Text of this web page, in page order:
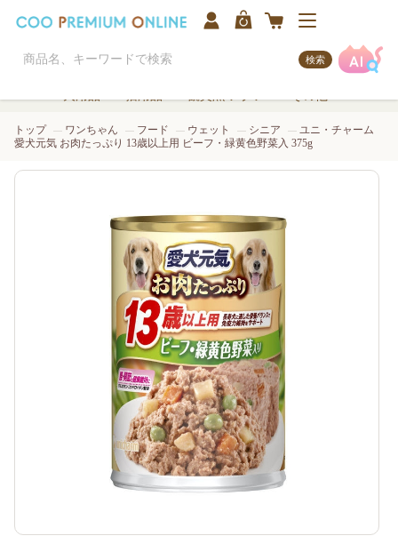
検索
トップ ワンちゃん フード ウェット シニア
ユニ・チャーム
愛犬元気 お肉たっぷり 13歳以上用 ビーフ・緑黄色野菜入 375g